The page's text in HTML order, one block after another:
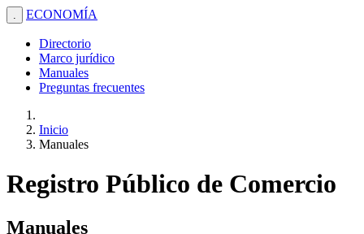
. ECONOMÍA
Directorio
Marco jurídico
Manuales
Preguntas frecuentes
Inicio
Manuales
Registro Público de Comercio
Manuales